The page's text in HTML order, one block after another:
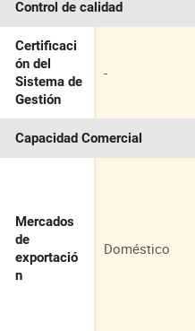
Control de calidad
Certificaci
ón del
Sistema de
Gestión
-
Capacidad Comercial
Mercados
de
exportació
n
Doméstico